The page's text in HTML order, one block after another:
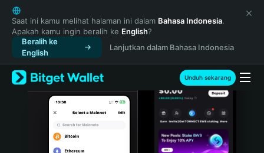
English
日本語
Tiếng Việt
Русский
Español (Latinoamérica)
Türkçe
Italiano
Saat ini kamu melihat halaman ini dalam Bahasa Indonesia.
Apakah kamu ingin beralih ke English?
Beralih ke
English
Lanjutkan dalam Bahasa Indonesia
Unduh sekarang